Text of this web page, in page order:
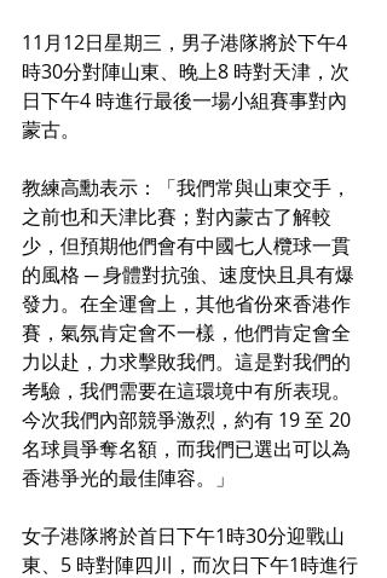
11月12日星期三，男子港隊將於下午4
時30分對陣山東、晚上8 時對天津，次
日下午4 時進行最後一場小組賽事對內
蒙古。
教練高勳表示：「我們常與山東交手，
之前也和天津比賽；對內蒙古了解較
少，但預期他們會有中國七人欖球一貫
的風格 ─ 身體對抗強、速度快且具有爆
發力。在全運會上，其他省份來香港作
賽，氣氛肯定會不一樣，他們肯定會全
力以赴，力求擊敗我們。這是對我們的
考驗，我們需要在這環境中有所表現。
今次我們內部競爭激烈，約有 19 至 20
名球員爭奪名額，而我們已選出可以為
香港爭光的最佳陣容。」
女子港隊將於首日下午1時30分迎戰山
東、5 時對陣四川，而次日下午1時進行